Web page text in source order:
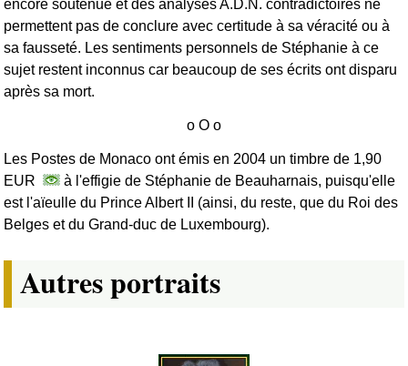
encore soutenue et des analyses A.D.N. contradictoires ne
permettent pas de conclure avec certitude à sa véracité ou à
sa fausseté. Les sentiments personnels de Stéphanie à ce
sujet restent inconnus car beaucoup de ses écrits ont disparu
après sa mort.
Les Postes de Monaco ont émis en 2004 un timbre de 1,90
EUR
à l'effigie de Stéphanie de Beauharnais, puisqu'elle
est l'aïeulle du Prince Albert II (ainsi, du reste, que du Roi des
Belges et du Grand-duc de Luxembourg).
Autres portraits